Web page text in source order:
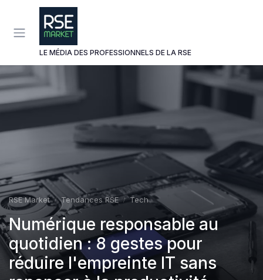
LE MÉDIA DES PROFESSIONNELS DE LA RSE
RSE Market Tendances RSE Tech
Numérique responsable au
quotidien : 8 gestes pour
réduire l'empreinte IT sans
Panneau de gestion des cookies